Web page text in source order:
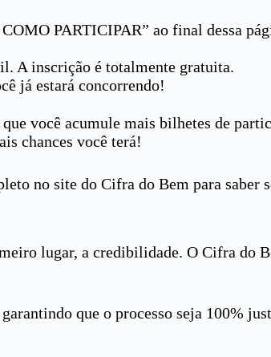
PARTICIPAR” ao final dessa
A inscrição é totalmente gratuita.
já estará concorrendo!
você acumule mais bilhetes de
chances você terá!
no site do Cifra do Bem para saber
lugar, a credibilidade. O Cifra do
que o processo seja 100%